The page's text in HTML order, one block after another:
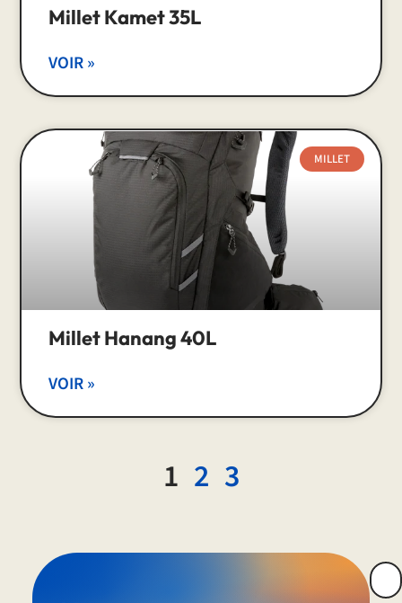
Millet Kamet 35L
VOIR »
MILLET
Millet Hanang 40L
VOIR »
1 2 3